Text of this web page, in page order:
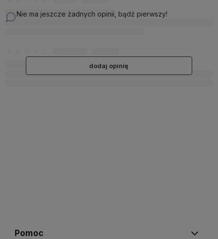
Nie ma jeszcze żadnych opinii, bądź pierwszy!
dodaj opinię
Pomoc